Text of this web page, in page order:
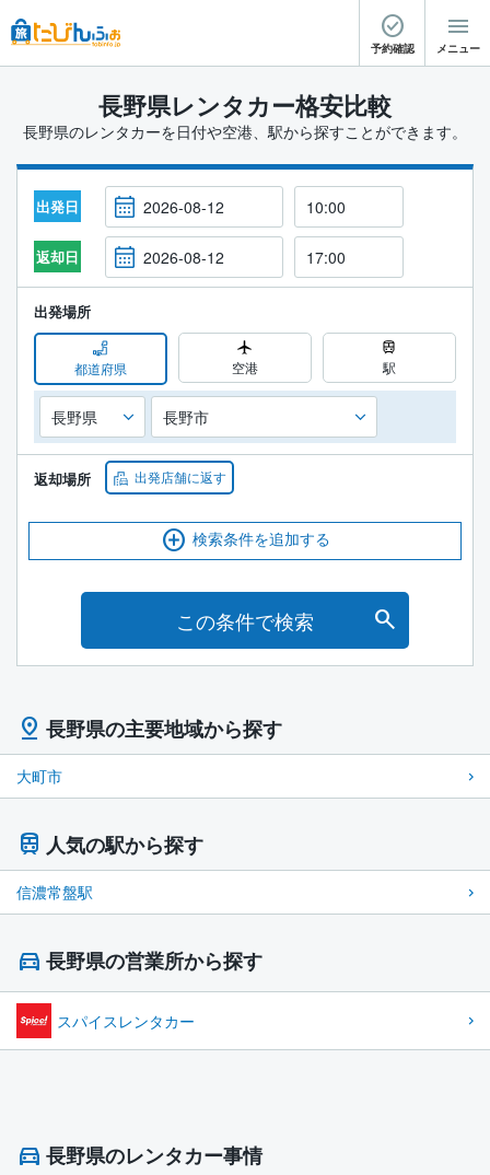
予約確認 メニュー
長野県レンタカー格安比較
長野県のレンタカーを日付や空港、駅から探すことができます。
出発日
返却日
出発場所
都道府県 空港 駅
返却場所 出発店舗に返す
検索条件を追加する
この条件で検索
長野県の主要地域から探す
大町市
人気の駅から探す
信濃常盤駅
長野県の営業所から探す
スパイスレンタカー
長野県のレンタカー事情